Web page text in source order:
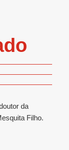
da
Filho.